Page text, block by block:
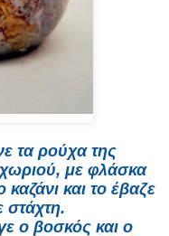
τα ρούχα της
με φλάσκα
και το έβαζε
ο βοσκός και ο